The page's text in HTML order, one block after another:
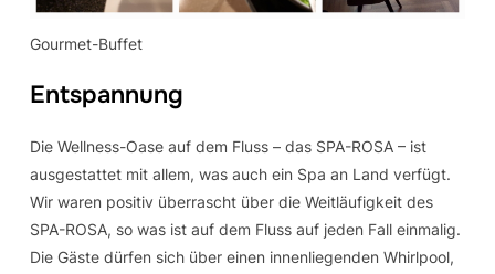
Gourmet-Buffet
Entspannung
Die Wellness-Oase auf dem Fluss – das SPA-ROSA – ist
ausgestattet mit allem, was auch ein Spa an Land verfügt.
Wir waren positiv überrascht über die Weitläufigkeit des
SPA-ROSA, so was ist auf dem Fluss auf jeden Fall einmalig.
Die Gäste dürfen sich über einen innenliegenden Whirlpool,